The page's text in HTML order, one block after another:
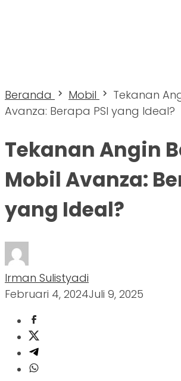
Beranda Mobil
Tekanan
Avanza: Berapa PSI yang Ideal?
Tekanan Angin
Mobil Avanza:
yang Ideal?
Irman Sulistyadi
Februari 4, 2024Juli 9, 2025